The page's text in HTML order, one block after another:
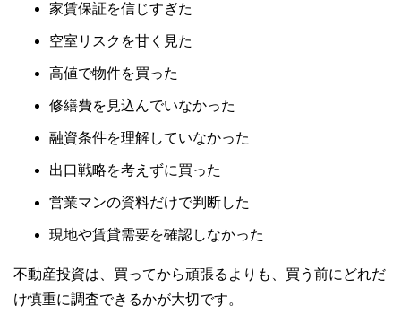
家賃保証を信じすぎた
空室リスクを甘く見た
高値で物件を買った
修繕費を見込んでいなかった
融資条件を理解していなかった
出口戦略を考えずに買った
営業マンの資料だけで判断した
現地や賃貸需要を確認しなかった
不動産投資は、買ってから頑張るよりも、買う前にどれだ
け慎重に調査できるかが大切です。